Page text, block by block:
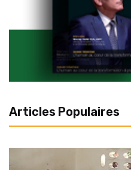
Articles Populaires